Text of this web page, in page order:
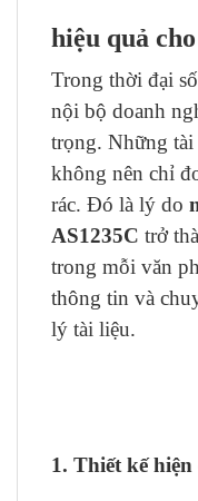
hiệu quả
Trong thời đại
nội bộ doanh
trọng. Những tài
không nên chỉ
rác. Đó là lý do
AS1235C trở
trong mỗi văn
thông tin và
lý tài liệu.
1. Thiết kế